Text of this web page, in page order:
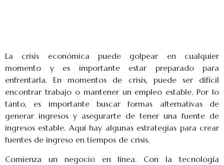
La crisis económica puede golpear en cualquier
momento y es importante estar preparado para
enfrentarla. En momentos de crisis, puede ser difícil
encontrar trabajo o mantener un empleo estable. Por lo
tanto, es importante buscar formas alternativas de
generar ingresos y asegurarte de tener una fuente de
ingresos estable. Aquí hay algunas estrategias para crear
fuentes de ingreso en tiempos de crisis.
Comienza un negocio en línea. Con la tecnología